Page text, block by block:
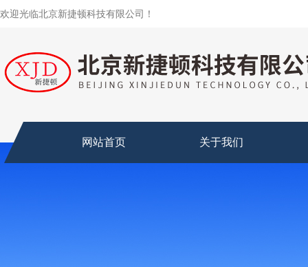
欢迎光临北京新捷顿科技有限公司！
网站首页 关于我们